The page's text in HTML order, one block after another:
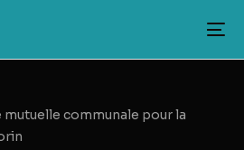
mutuelle communale pour la